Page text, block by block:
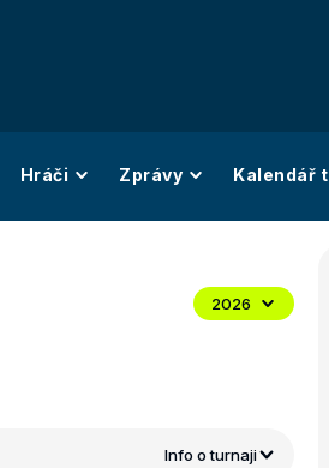
Hráči Zprávy Kalendář
2026
Info o turnaji